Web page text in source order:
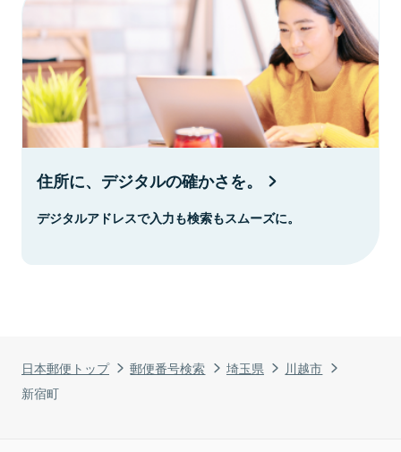
日本郵便トップ 郵便番号検索 埼玉県
川越市
新宿町
住所に、デジタルの確かさを。
デジタルアドレスで入力も検索もスムーズに。